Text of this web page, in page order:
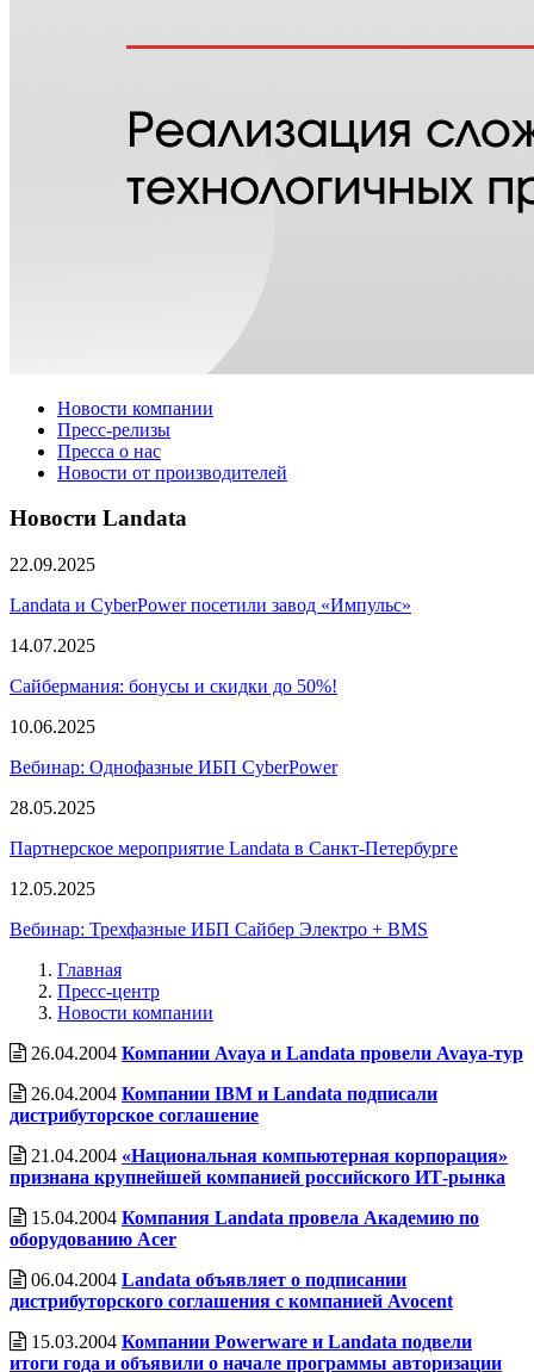
Новости компании
Пресс-релизы
Пресса о нас
Новости от производителей
Новости Landata
22.09.2025
Landata и CyberPower посетили завод «Импульс»
14.07.2025
Сайбермания: бонусы и скидки до 50%!
10.06.2025
Вебинар: Однофазные ИБП CyberPower
28.05.2025
Партнерское мероприятие Landata в Санкт-Петербурге
12.05.2025
Вебинар: Трехфазные ИБП Сайбер Электро + BMS
Главная
Пресс-центр
Новости компании
26.04.2004 Компании Avaya и Landata провели Avaya-тур
26.04.2004 Компании IBM и Landata подписали
дистрибуторское соглашение
21.04.2004 «Национальная компьютерная корпорация»
признана крупнейшей компанией российского ИТ-рынка
15.04.2004 Компания Landata провела Акадeмию по
оборудованию Acer
06.04.2004 Landata объявляет о подписании
дистрибуторского соглашения с компанией Avocent
15.03.2004 Компании Powerware и Landata подвели
итоги года и объявили о начале программы авторизации